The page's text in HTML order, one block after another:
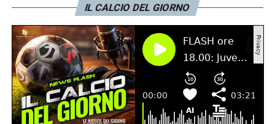
successe un anno fa per Enzo Fernandez.
LA PLAYLIST DELLE NOSTRE TOP NEWS
IL CALCIO DEL GIORNO